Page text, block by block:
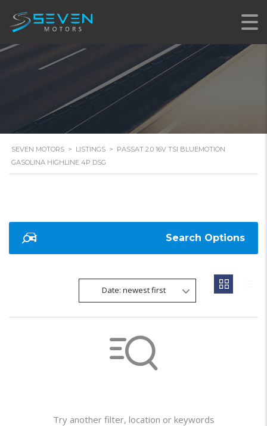
4P DSG
SEVEN MOTORS > LISTINGS > PASSAT 2.0 16V TSI BLUEMOTION
GASOLINA HIGHLINE 4P DSG
Search Options
Date: newest first
Try another filter, location or keywords